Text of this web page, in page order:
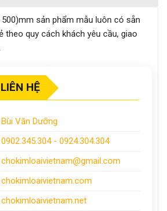
sản phẩm mẫu luôn có sẵn
theo quy cách khách yêu cầu, giao
HỆ
Bùi Văn Dưỡng
0902.345.304 - 0924.304.304
chokimloaivietnam@gmail.com
chokimloaivietnam.com
chokimloaivietnam.net